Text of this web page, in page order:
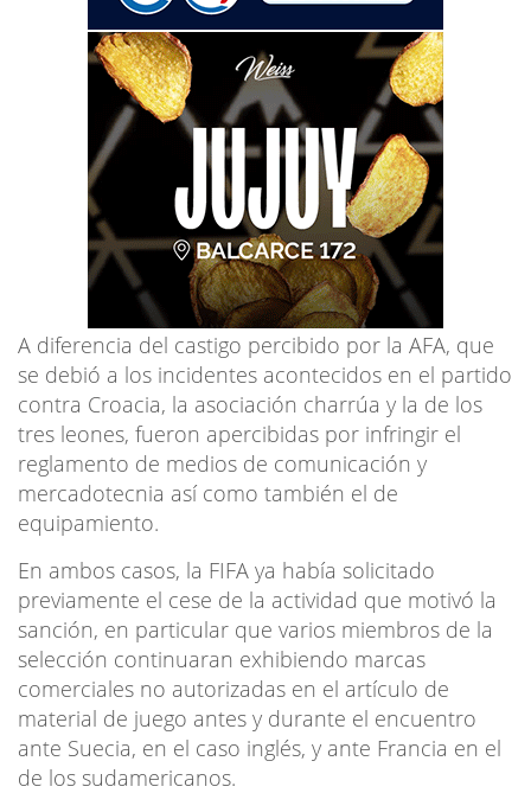
A diferencia del castigo percibido por la AFA, que
se debió a los incidentes acontecidos en el partido
contra Croacia, la asociación charrúa y la de los
tres leones, fueron apercibidas por infringir el
reglamento de medios de comunicación y
mercadotecnia así como también el de
equipamiento.
En ambos casos, la FIFA ya había solicitado
previamente el cese de la actividad que motivó la
sanción, en particular que varios miembros de la
selección continuaran exhibiendo marcas
comerciales no autorizadas en el artículo de
material de juego antes y durante el encuentro
ante Suecia, en el caso inglés, y ante Francia en el
de los sudamericanos.